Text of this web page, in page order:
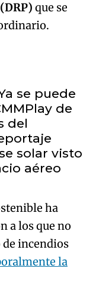
que se
se puede
de
del
solar visto
aéreo
ha
a los que no
de incendios
la